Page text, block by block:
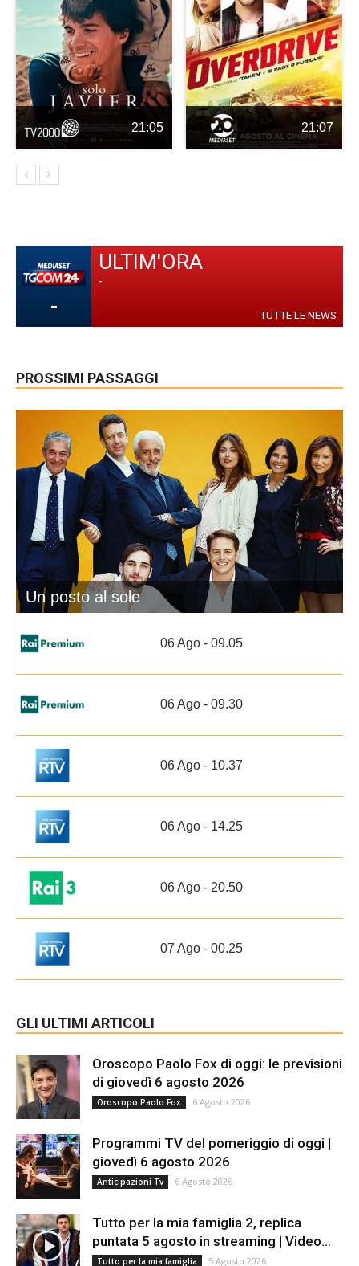
21:05 21:07
-
ULTIM'ORA
-
TUTTE LE NEWS
PROSSIMI PASSAGGI
Un posto al sole
06 Ago - 09.05
06 Ago - 09.30
06 Ago - 10.37
06 Ago - 14.25
06 Ago - 20.50
07 Ago - 00.25
GLI ULTIMI ARTICOLI
Oroscopo Paolo Fox di oggi: le previsioni
di giovedì 6 agosto 2026
Oroscopo Paolo Fox 6 Agosto 2026
Programmi TV del pomeriggio di oggi |
giovedì 6 agosto 2026
Anticipazioni Tv 6 Agosto 2026
Tutto per la mia famiglia 2, replica
puntata 5 agosto in streaming | Video...
Tutto per la mia famiglia 5 Agosto 2026